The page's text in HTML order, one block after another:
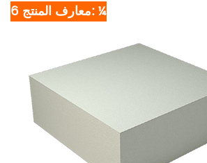
6 معارف المنتج: ¼